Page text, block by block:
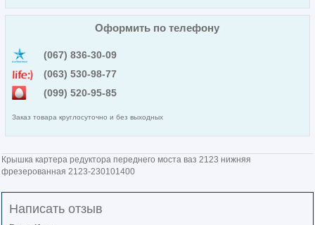
Оформить по телефону
(067) 836-30-09
(063) 530-98-77
(099) 520-95-85
Заказ товара круглосуточно и без выходных
Крышка картера редуктора переднего моста ваз 2123 нижняя
фрезерованная 2123-230101400
Написать отзыв